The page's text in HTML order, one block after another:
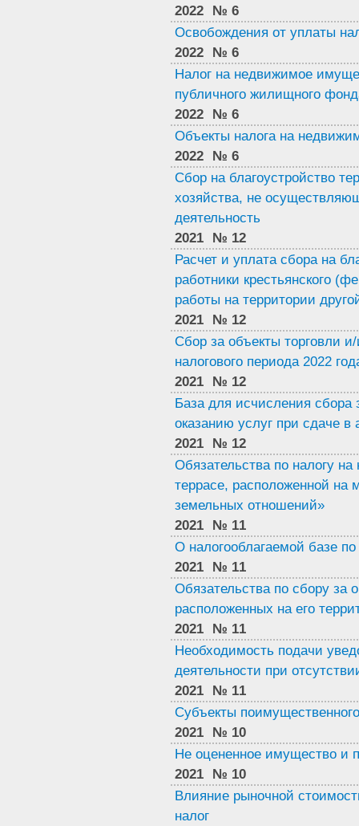
2022 № 6
Освобождения от уплаты
2022 № 6
Налог на недвижимое
публичного жилищного
2022 № 6
Объекты налога на
2022 № 6
Сбор на благоустройство
хозяйства, не
деятельность
2021 № 12
Расчет и уплата сбора на
работники крестьянского
работы на территории
2021 № 12
Сбор за объекты торговли
налогового периода 2022
2021 № 12
База для исчисления сбора
оказанию услуг при сдаче
2021 № 12
Обязательства по налогу
террасе, расположенной на
земельных отношений»
2021 № 11
О налогооблагаемой базе
2021 № 11
Обязательства по сбору за
расположенных на его
2021 № 11
Необходимость подачи
деятельности при
2021 № 11
Субъекты
2021 № 10
Не оцененное имущество и
2021 № 10
Влияние рыночной
налог